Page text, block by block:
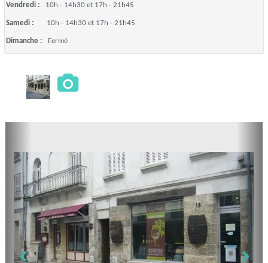
Vendredi : 10h - 14h30 et 17h - 21h45
Samedi : 10h - 14h30 et 17h - 21h45
Dimanche : Fermé